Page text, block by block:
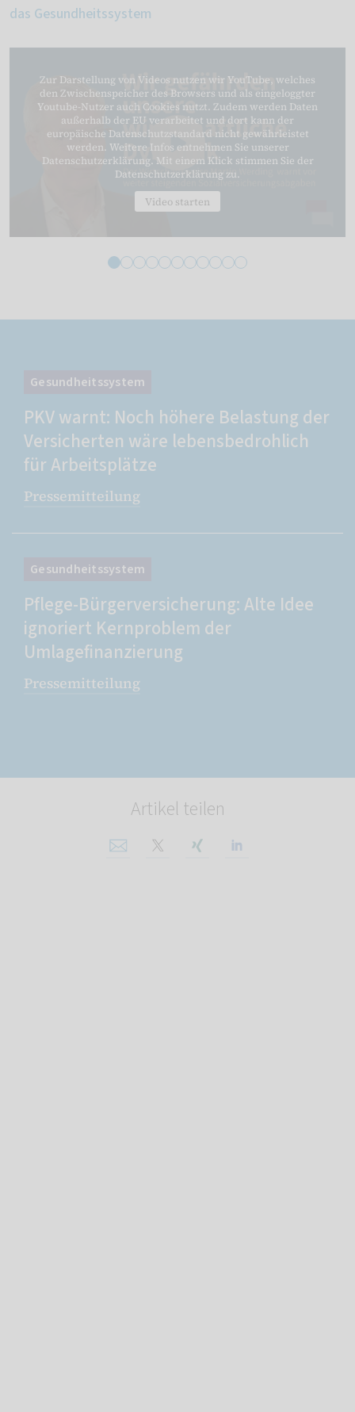
das Gesundheitssystem
Zur Darstellung von Videos nutzen wir YouTube, welches
den Zwischenspeicher des Browsers und als eingeloggter
Youtube-Nutzer auch Cookies nutzt. Zudem werden Daten
außerhalb der EU verarbeitet und dort kann der
europäische Datenschutzstandard nicht gewährleistet
werden. Weitere Infos entnehmen Sie unserer
Datenschutzerklärung. Mit einem Klick stimmen Sie der
Datenschutzerklärung zu.
Video starten
Gesundheitssystem
PKV warnt: Noch höhere Belastung der
Versicherten wäre lebensbedrohlich
für Arbeitsplätze
Pressemitteilung
Gesundheitssystem
Pflege-Bürgerversicherung: Alte Idee
ignoriert Kernproblem der
Umlagefinanzierung
Pressemitteilung
Artikel teilen
Per E-Mail teilen
Auf X teilenAuf Xing teilen
Auf Linkedin